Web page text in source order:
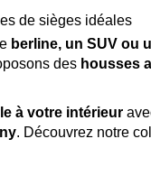
de sièges idéales
berline, un SUV ou
des housses
à votre intérieur
. Découvrez notre